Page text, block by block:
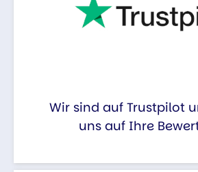
Wir sind auf Trustpilot
uns auf Ihre